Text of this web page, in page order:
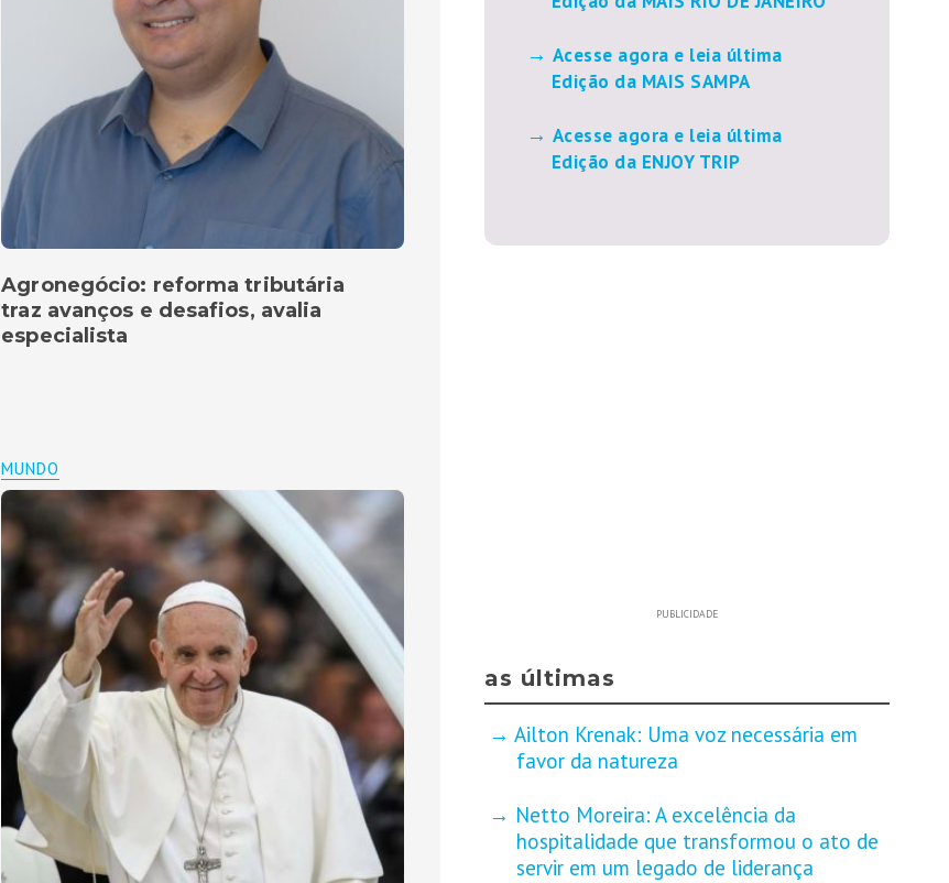
Agronegócio: reforma tributária
traz avanços e desafios, avalia
especialista
MUNDO
Acesse agora e leia última
Edição da MAIS SAMPA
Acesse agora e leia última
Edição da ENJOY TRIP
PUBLICIDADE
as últimas
Ailton Krenak: Uma voz necessária em
favor da natureza
Netto Moreira: A excelência da
hospitalidade que transformou o ato de
servir em um legado de liderança